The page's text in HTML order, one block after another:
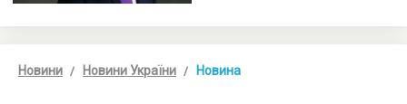
Новини Новини України Новина